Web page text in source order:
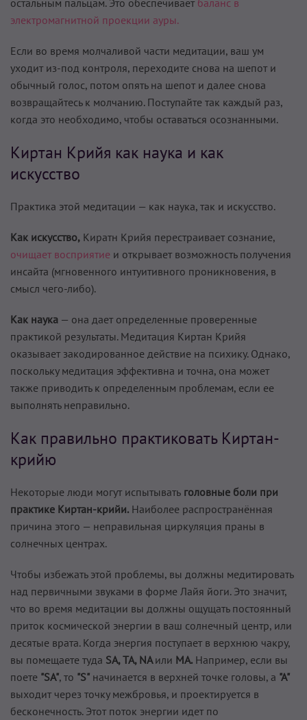
электромагнитной проекции ауры.
Если во время молчаливой части медитации, ваш ум
уходит из-под контроля, переходите снова на шепот и
обычный голос, потом опять на шепот и далее снова
возвращайтесь к молчанию. Поступайте так каждый раз,
когда это необходимо, чтобы оставаться осознанными.
Киртан Крийя как наука и как
искусство
Практика этой медитации — как наука, так и искусство.
Как искусство, Киратн Крийя перестраивает сознание,
очищает восприятие и открывает возможность получения
инсайта (мгновенного интуитивного проникновения, в
смысл чего-либо).
Как наука — она дает определенные проверенные
практикой результаты. Медитация Киртан Крийя
оказывает закодированное действие на психику. Однако,
поскольку медитация эффективна и точна, она может
также приводить к определенным проблемам, если ее
выполнять неправильно.
Как правильно практиковать Киртан-
крийю
Некоторые люди могут испытывать головные боли при
практике Киртан-крийи. Наиболее распространённая
причина этого — неправильная циркуляция праны в
солнечных центрах.
Чтобы избежать этой проблемы, вы должны медитировать
над первичными звуками в форме Лайя йоги. Это значит,
что во время медитации вы должны ощущать постоянный
приток космической энергии в ваш солнечный центр, или
десятые врата. Когда энергия поступает в верхнюю чакру,
вы помещаете туда SA, ТА, NAили МА. Например, если вы
поете "SA", то "S" начинается в верхней точке головы, а "А"
выходит через точку межбровья, и проектируется в
бесконечность. Этот поток энергии идет по